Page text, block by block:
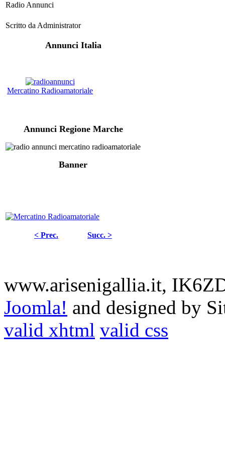
Radio Annunci
Scritto da Administrator
Annunci Italia
Mercatino Radioamatoriale
Annunci Regione Marche
Banner
< Prec. Succ. >
www.arisenigallia.it,
Joomla! and designed by
valid xhtml valid css